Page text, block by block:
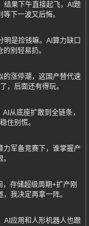
结果下午直接起飞，AI题
下一波又后悔。
明是捡钱嘛。AI算力缺口
别轻易扔。
的涨停潮，这国产替代速
，后面还有得玩。
从底座扩散到全链条，
住别慌。
力军备竞赛下，谁掌握产
存储超级周期+扩产刚
我决定再拿一阵。
AI应用和人形机器人也跟